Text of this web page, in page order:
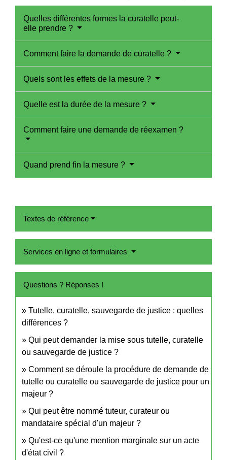
Quelles différentes formes la curatelle peut-
elle prendre ?
Comment faire la demande de curatelle ?
Quels sont les effets de la mesure ?
Quelle est la durée de la mesure ?
Comment faire une demande de réexamen ?
Quand prend fin la mesure ?
Textes de référence
Services en ligne et formulaires
Questions ? Réponses !
Tutelle, curatelle, sauvegarde de justice : quelles
différences ?
Qui peut demander la mise sous tutelle, curatelle
ou sauvegarde de justice ?
Comment se déroule la procédure de demande de
tutelle ou curatelle ou sauvegarde de justice pour un
majeur ?
Qui peut être nommé tuteur, curateur ou
mandataire spécial d'un majeur ?
Qu'est-ce qu'une mention marginale sur un acte
d'état civil ?